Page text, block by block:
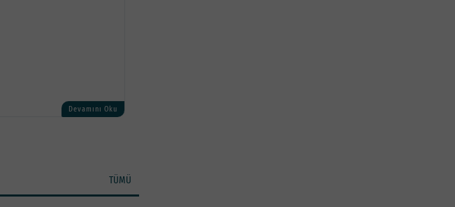
Devamını Oku
TÜMÜ